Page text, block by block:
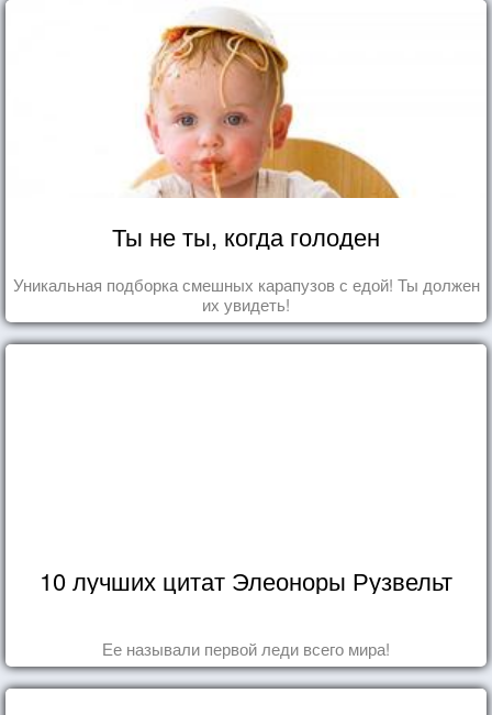
Ты не ты, когда голоден
Уникальная подборка смешных карапузов с едой! Ты должен
их увидеть!
10 лучших цитат Элеоноры Рузвельт
Ее называли первой леди всего мира!